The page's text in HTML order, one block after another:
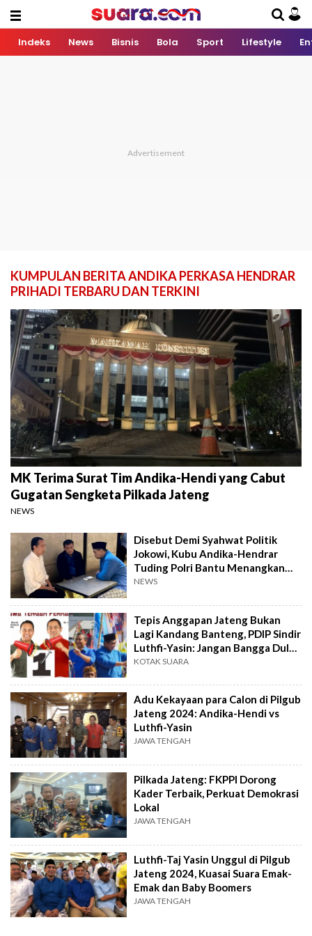
Indeks News Bisnis Bola Sport Lifestyle
KUMPULAN BERITA ANDIKA PERKASA HENDRAR
PRIHADI TERBARU DAN TERKINI
MK Terima Surat Tim Andika-Hendi yang Cabut
Gugatan Sengketa Pilkada Jateng
NEWS
Disebut Demi Syahwat Politik
Jokowi, Kubu Andika-Hendrar
Tuding Polri Bantu Menangkan
Luthfi-Yasin di Pilkada Jateng
NEWS
Tepis Anggapan Jateng Bukan
Lagi Kandang Banteng, PDIP Sindir
Luthfi-Yasin: Jangan Bangga Dulu
karena...
KOTAK SUARA
Adu Kekayaan para Calon di Pilgub
Jateng 2024: Andika-Hendi vs
Luthfi-Yasin
JAWA TENGAH
Pilkada Jateng: FKPPI Dorong
Kader Terbaik, Perkuat Demokrasi
Lokal
JAWA TENGAH
Luthfi-Taj Yasin Unggul di Pilgub
Jateng 2024, Kuasai Suara Emak-
Emak dan Baby Boomers
JAWA TENGAH